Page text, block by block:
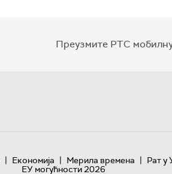
Преузмите РТС
| Економија | Мерила времена | Рат у
ЕУ могућности 2026